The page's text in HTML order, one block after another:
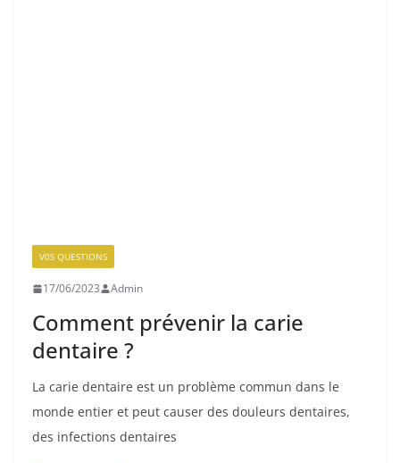
V0S QUESTIONS
17/06/2023 Admin
Comment prévenir la carie
dentaire ?
La carie dentaire est un problème commun dans le
monde entier et peut causer des douleurs dentaires,
des infections dentaires